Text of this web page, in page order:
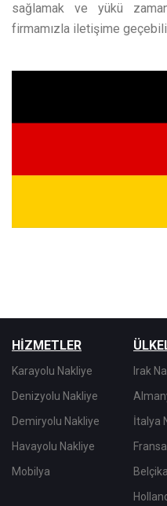
sağlamak ve yükü
firmamızla iletişime
HİZMETLER
Karayolu Nakliye
Denizyolu Nakliye
Demiryolu Nakliye
Havayolu Nakliye
Mobilya
Irak
İtalya